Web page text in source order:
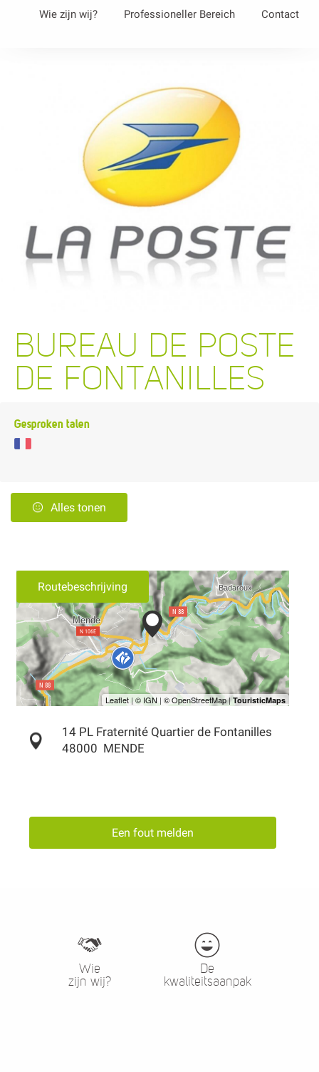
Wie zijn wij? Professioneller Bereich Contact
BUREAU DE POSTE
DE FONTANILLES
Gesproken talen
Alles tonen
Routebeschrijving
14 PL Fraternité Quartier de Fontanilles
48000 MENDE
Een fout melden
Wie
zijn wij?
De
kwaliteitsaanpak